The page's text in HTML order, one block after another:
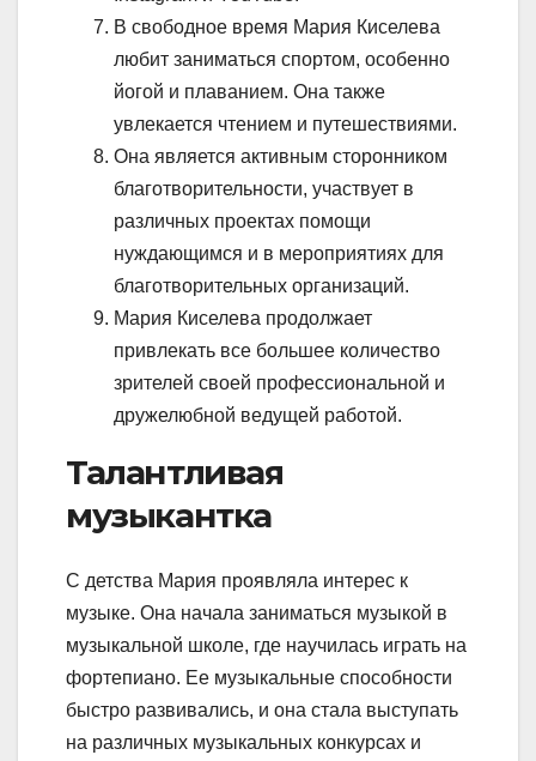
В свободное время Мария Киселева
любит заниматься спортом, особенно
йогой и плаванием. Она также
увлекается чтением и путешествиями.
Она является активным сторонником
благотворительности, участвует в
различных проектах помощи
нуждающимся и в мероприятиях для
благотворительных организаций.
Мария Киселева продолжает
привлекать все большее количество
зрителей своей профессиональной и
дружелюбной ведущей работой.
Талантливая
музыкантка
С детства Мария проявляла интерес к
музыке. Она начала заниматься музыкой в
музыкальной школе, где научилась играть на
фортепиано. Ее музыкальные способности
быстро развивались, и она стала выступать
на различных музыкальных конкурсах и